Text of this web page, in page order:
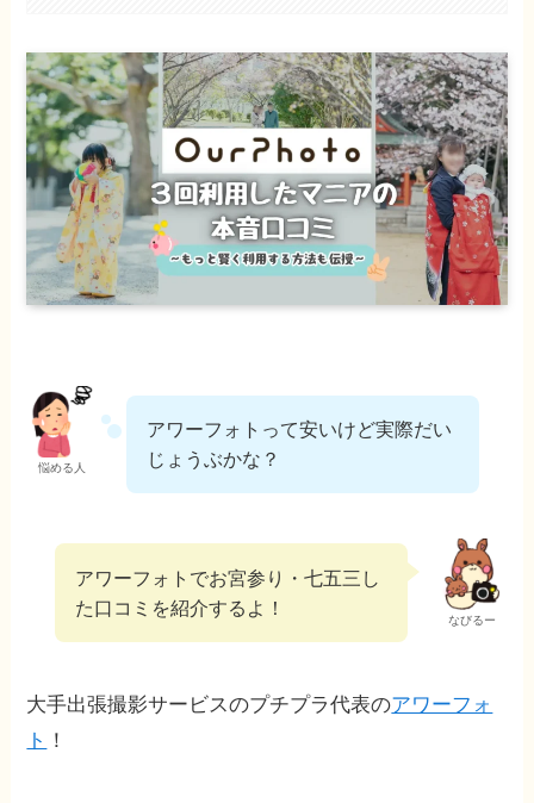
悩める人
アワーフォトって安いけど実際だい
じょうぶかな？
なびるー
アワーフォトでお宮参り・七五三し
た口コミを紹介するよ！
大手出張撮影サービスのプチプラ代表のアワーフォ
ト ！